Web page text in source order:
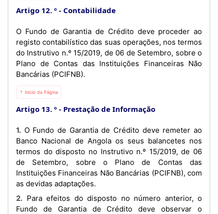
Artigo 12. º Contabilidade
O Fundo de Garantia de Crédito deve proceder ao
registo contabilístico das suas operações, nos termos
do Instrutivo n.º 15/2019, de 06 de Setembro, sobre o
Plano de Contas das Instituições Financeiras Não
Bancárias (PCIFNB).
⇡ Início da Página
Artigo 13. º Prestação de Informação
1. O Fundo de Garantia de Crédito deve remeter ao
Banco Nacional de Angola os seus balancetes nos
termos do disposto no Instrutivo n.º 15/2019, de 06
de Setembro, sobre o Plano de Contas das
Instituições Financeiras Não Bancárias (PCIFNB), com
as devidas adaptações.
2. Para efeitos do disposto no número anterior, o
Fundo de Garantia de Crédito deve observar o